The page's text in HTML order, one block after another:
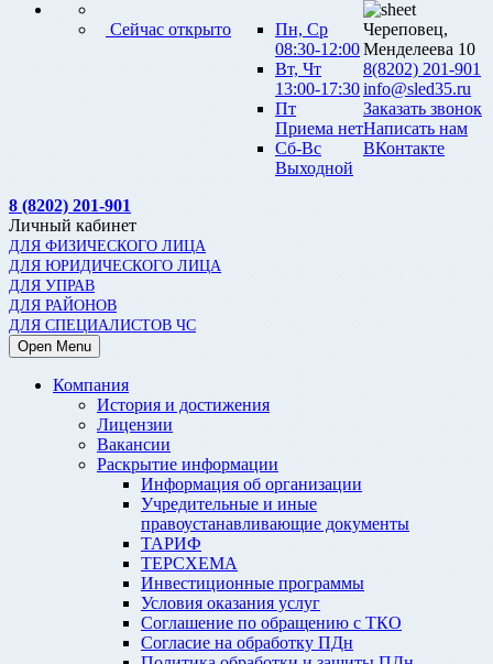
Сейчас открыто
Пн, Ср
08:30-12:00
Вт, Чт
13:00-17:30
Пт
Приема нет
Сб-Вс
Выходной
Череповец,
Менделеева 10
8(8202) 201-901
info@sled35.ru
Заказать звонок
Написать нам
ВКонтакте
8 (8202) 201-901
Личный кабинет
ДЛЯ ФИЗИЧЕСКОГО ЛИЦА
ДЛЯ ЮРИДИЧЕСКОГО ЛИЦА
ДЛЯ УПРАВ
ДЛЯ РАЙОНОВ
ДЛЯ СПЕЦИАЛИСТОВ ЧС
Open Menu
Компания
История и достижения
Лицензии
Вакансии
Раскрытие информации
Информация об организации
Учредительные и иные
правоустанавливающие документы
ТАРИФ
ТЕРСХЕМА
Инвестиционные программы
Условия оказания услуг
Соглашение по обращению с ТКО
Согласие на обработку ПДн